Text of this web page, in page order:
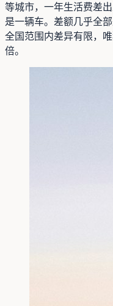
等城市，一年生活费差
是一辆车。差额几乎全
全国范围内差异有限，
倍。